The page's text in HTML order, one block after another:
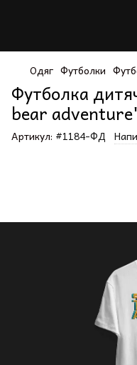
Одяг Футболки
Футболка
bear
Артикул: #1184-ФД